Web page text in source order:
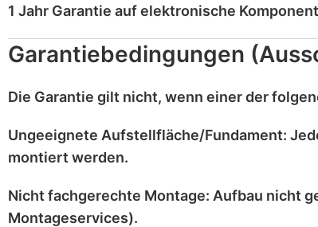
1 Jahr Garantie aufelektronische
Garantiebedingungen
Die Garantie gilt nicht, wenn einer der
Ungeeignete Aufstellfläche/Fundament:
montiert werden.
Nicht fachgerechte Montage: Aufbau nicht
Montageservices).